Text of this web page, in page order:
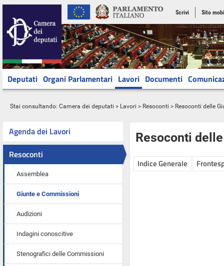
Scrivi Sito
Deputati Organi Parlamentari Lavori Documenti
Stai consultando: Camera dei deputati > Lavori > Resoconti > Resoconti delle
Agenda dei Lavori
Resoconti
Assemblea
Giunte e Commissioni
Audizioni
Indagini conoscitive
Stenografici delle Commissioni
Resoconti
Indice Generale